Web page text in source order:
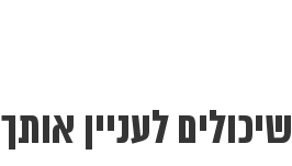
לעניין אותך